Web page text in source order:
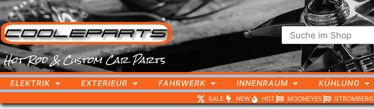
Hot Rod & Custom Car Parts
ELEKTRIK EXTERIEUR FAHRWERK INNENRAUM KÜHLUNG
SALE NEW HOT MOONEYES STROMBERG